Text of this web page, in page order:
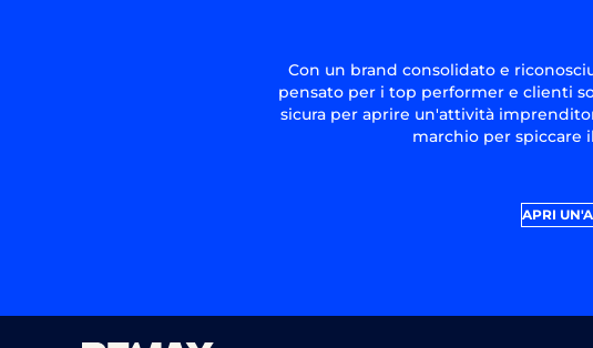
Con un brand consolidato e
pensato per i top performer e clienti
sicura per aprire un'attività
marchio per spiccare
APRI